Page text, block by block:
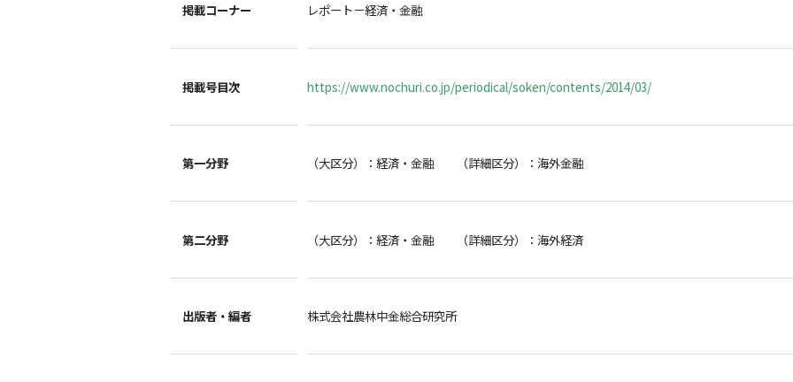
掲載コーナー レポート－経済・金融
掲載号目次 https://www.nochuri.co.jp/periodical/soken/contents/2014/03/
第一分野 （大区分）：経済・金融 （詳細区分）：海外金融
第二分野 （大区分）：経済・金融 （詳細区分）：海外経済
出版者・編者 株式会社農林中金総合研究所